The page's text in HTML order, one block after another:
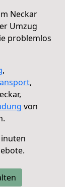
Neckar
Umzug
problemlos
,
,
von